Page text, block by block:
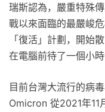
瑞斯認為，嚴重特殊
戰以來面臨的最嚴峻
「復活」計劃，開始
在電腦前待了一個小
目前台灣大流行的病
Omicron 從2021年11